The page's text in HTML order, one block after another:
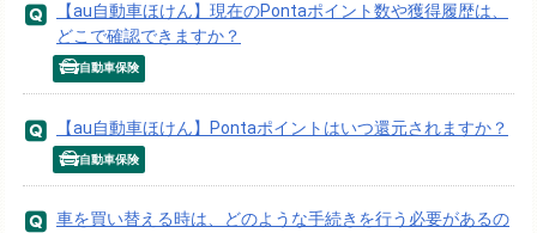
【au自動車ほけん】現在のPontaポイント数や獲得履歴は、
どこで確認できますか？
自動車保険
【au自動車ほけん】Pontaポイントはいつ還元されますか？
自動車保険
車を買い替える時は、どのような手続きを行う必要があるの